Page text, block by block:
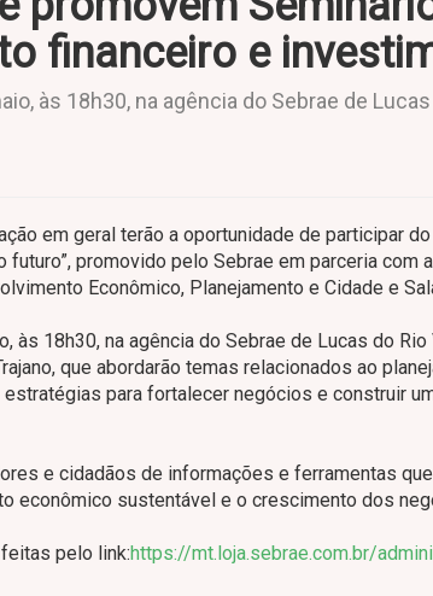
financeiro e
às 18h30, na agência do Sebrae de
em geral terão a oportunidade de participar
promovido pelo Sebrae em parceria com
Econômico, Planejamento e Cidade e
às 18h30, na agência do Sebrae de Lucas do
que abordarão temas relacionados ao
para fortalecer negócios e construir
e cidadãos de informações e ferramentas
econômico sustentável e o crescimento dos
pelo link:https://mt.loja.sebrae.com.br/